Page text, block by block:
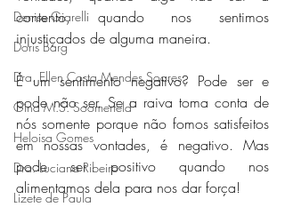
Denise Giarelli
Doris Barg
Dra. Ellen Costa Mendes Soares
Gina M.S. Soomerfeld
Heloisa Gomes
Dra. Luciana Ribeiro
Lizete de Paula
contento, quando nos sentimos
injustiçados de alguma maneira.
É um sentimento negativo? Pode ser e
pode não ser. Se a raiva toma conta de
nós somente porque não fomos satisfeitos
em nossas vontades, é negativo. Mas
pode ser positivo quando nos
alimentamos dela para nos dar força!